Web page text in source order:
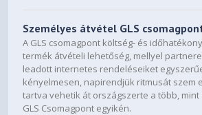
Bottom: 1 x 120 mm
PSU Shroud: 2 x 120 mm
Side: 3 x 120 mm
Rear: 1 x 120 mm
Side: 3 x ARGB Fan (Reverse-blade)
Rear: 1 x ARGB Fan
Személyes átvétel GLS
A GLS csomagpont költség- és időhatékony
termék átvételi lehetőség, mellyel
leadott internetes rendeléseiket
kényelmesen, napirendjük ritmusát szem
tartva vehetik át országszerte a több, mint
GLS Csomagpont egyikén.